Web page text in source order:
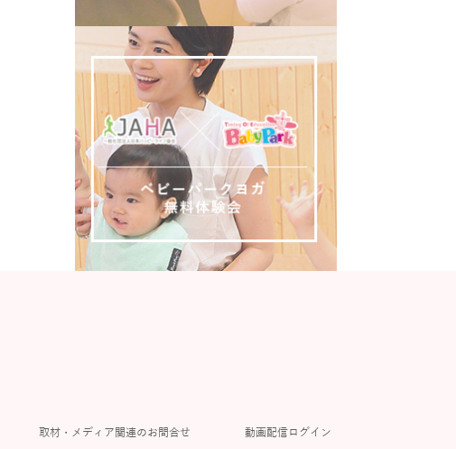
取材・メディア関連のお問合せ 動画配信ログイン